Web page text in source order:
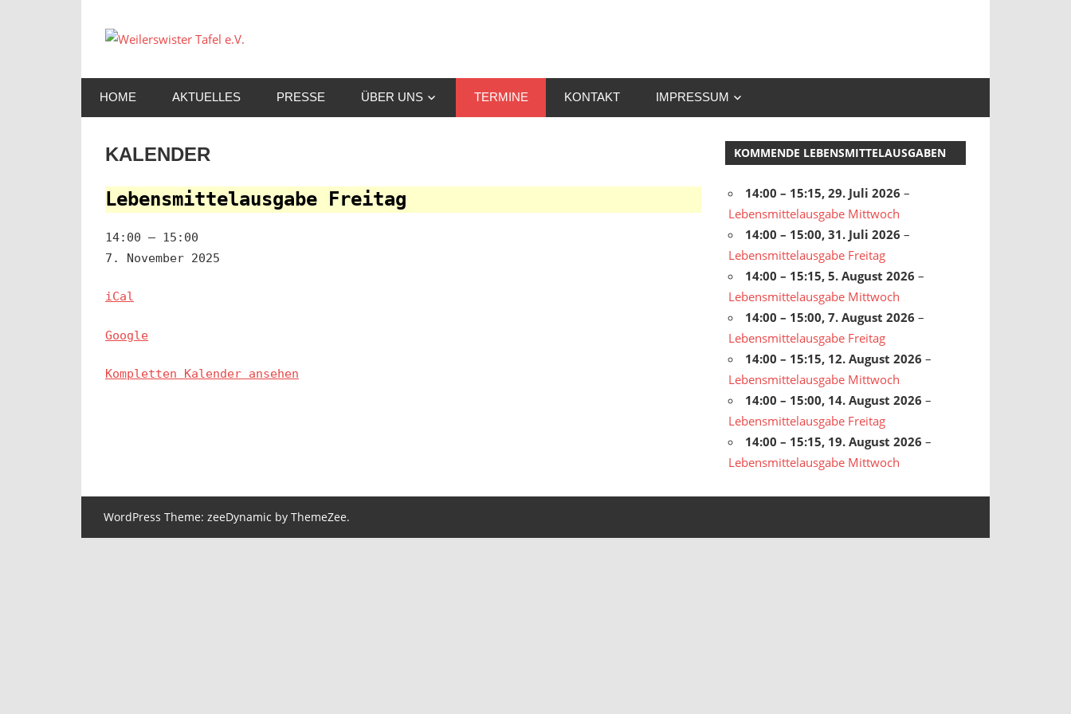
Inhalt
Tafel
e.V.
HOME AKTUELLES PRESSE ÜBER UNS TERMINE KONTAKT IMPRESSUM
KALENDER
Lebensmittelausgabe Freitag
14:00 – 15:00
7. November 2025
iCal
Google
Kompletten Kalender ansehen
KOMMENDE LEBENSMITTELAUSGABEN
14:00 – 15:15,29. Juli 2026 –
Lebensmittelausgabe Mittwoch
14:00 – 15:00,31. Juli 2026 –
Lebensmittelausgabe Freitag
14:00 – 15:15,5. August 2026 –
Lebensmittelausgabe Mittwoch
14:00 – 15:00,7. August 2026 –
Lebensmittelausgabe Freitag
14:00 – 15:15, 12. August 2026 –
Lebensmittelausgabe Mittwoch
14:00 – 15:00, 14. August 2026 –
Lebensmittelausgabe Freitag
14:00 – 15:15, 19. August 2026 –
Lebensmittelausgabe Mittwoch
WordPress Theme: zeeDynamic by ThemeZee.